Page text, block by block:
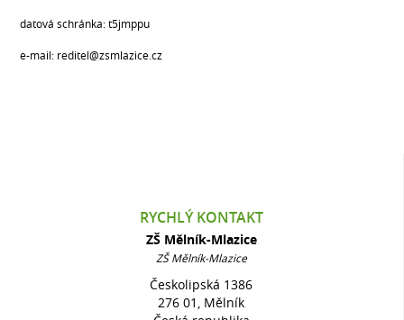
datová schránka: t5jmppu
e-mail: reditel@zsmlazice.cz
RYCHLÝ KONTAKT
ZŠ Mělník-Mlazice
ZŠ Mělník-Mlazice
Českolipská 1386
276 01, Mělník